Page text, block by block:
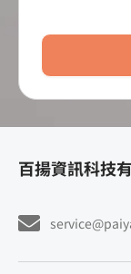
百揚資訊科技